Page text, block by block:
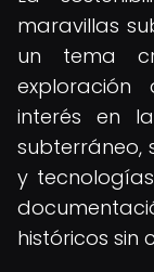
maravillas
un tema
interés en
subterráneo,
y
históricos sin